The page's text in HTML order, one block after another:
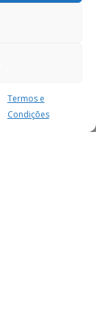
Termos e
Condições